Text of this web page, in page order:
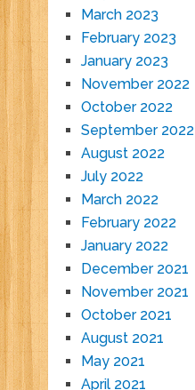
March 2023
February 2023
January 2023
November 2022
October 2022
September 2022
August 2022
July 2022
March 2022
February 2022
January 2022
December 2021
November 2021
October 2021
August 2021
May 2021
April 2021